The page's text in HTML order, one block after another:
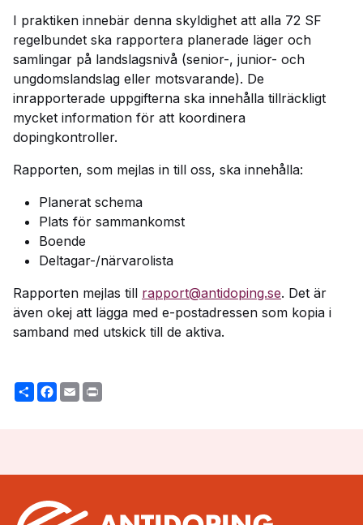
I praktiken innebär denna skyldighet att alla 72 SF
regelbundet ska rapportera planerade läger och
samlingar på landslagsnivå (senior-, junior- och
ungdomslandslag eller motsvarande). De
inrapporterade uppgifterna ska innehålla tillräckligt
mycket information för att koordinera
dopingkontroller.
Rapporten, som mejlas in till oss, ska innehålla:
Planerat schema
Plats för sammankomst
Boende
Deltagar-/närvarolista
Rapporten mejlas till rapport@antidoping.se. Det är
även okej att lägga med e-postadressen som kopia i
samband med utskick till de aktiva.
ShareFacebook
Email